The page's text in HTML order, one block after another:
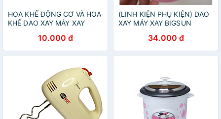
HOA KHẾ ĐỘNG CƠ VÀ HOA
KHẾ DAO XAY MÁY XAY
BB-168 BB-179
10.000 đ
(LINH KIỆN PHỤ KIỆN) DAO
XAY MÁY XAY BIGSUN
34.000 đ